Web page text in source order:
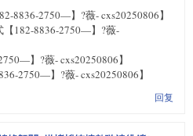
8836-2750—】?薇- cxs20250806】
182-8836-2750—】?薇-
】?薇- cxs20250806】
2750—】?薇- cxs20250806】
回复